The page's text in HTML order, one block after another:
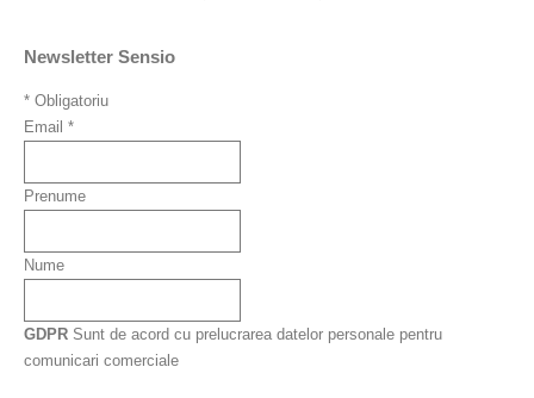
Newsletter Sensio
* Obligatoriu
Email *
Prenume
Nume
GDPR Sunt de acord cu prelucrarea datelor personale pentru
comunicari comerciale